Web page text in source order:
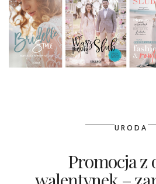
URODA
Promocja z